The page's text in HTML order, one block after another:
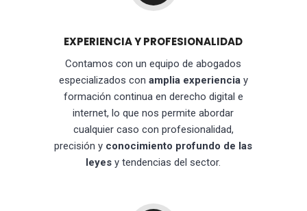
EXPERIENCIA Y PROFESIONALIDAD
Contamos con un equipo de abogados
especializados con amplia experienciay
formación continua en derecho digital e
internet, lo que nos permite abordar
cualquier caso con profesionalidad,
precisión y conocimiento profundo de las
leyes y tendencias del sector.